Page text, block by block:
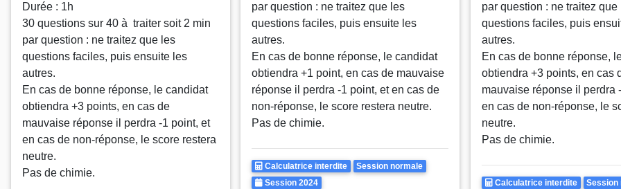
Durée : 1h
30 questions sur 40 à traiter soit 2 min
par question : ne traitez que les
questions faciles, puis ensuite les
autres.
En cas de bonne réponse, le candidat
obtiendra +3 points, en cas de
mauvaise réponse il perdra -1 point, et
en cas de non-réponse, le score restera
neutre.
Pas de chimie.
par question : ne traitez que les
questions faciles, puis ensuite les
autres.
En cas de bonne réponse, le candidat
obtiendra +1 point, en cas de mauvaise
réponse il perdra -1 point, et en cas de
non-réponse, le score restera neutre.
Pas de chimie.
Calculatrice
Autorisee
Calculatrice interdite Rattrapages
Session normale
Annee
Session 2024
par question : ne traitez que
questions faciles, puis
autres.
En cas de bonne réponse,
obtiendra +3 points, en cas
mauvaise réponse il perdra
en cas de non-réponse, le
neutre.
Pas de chimie.
Calculatrice
Calculatrice interdite Session